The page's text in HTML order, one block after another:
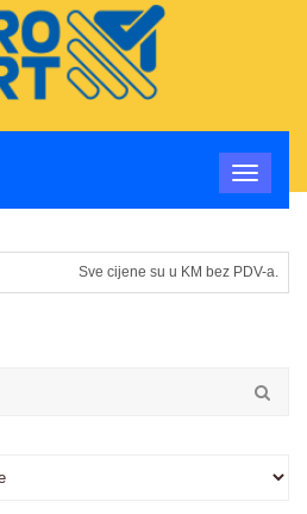
Sve cijene su u KM bez PDV-a.